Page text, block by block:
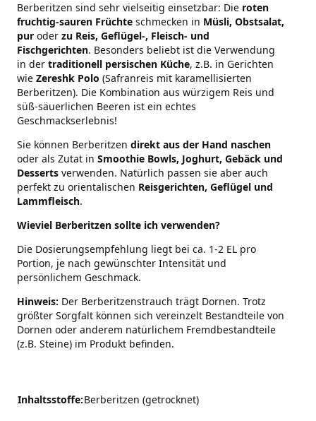
Berberitzen sind sehr vielseitig einsetzbar: Die roten
fruchtig-sauren Früchte schmecken in Müsli, Obstsalat,
pur oder zu Reis, Geflügel-, Fleisch- und
Fischgerichten. Besonders beliebt ist die Verwendung
in der traditionell persischen Küche, z.B. in Gerichten
wie Zereshk Polo (Safranreis mit karamellisierten
Berberitzen). Die Kombination aus würzigem Reis und
süß-säuerlichen Beeren ist ein echtes
Geschmackserlebnis!
Sie können Berberitzen direkt aus der Hand naschen
oder als Zutat in Smoothie Bowls, Joghurt, Gebäck und
Desserts verwenden. Natürlich passen sie aber auch
perfekt zu orientalischen Reisgerichten, Geflügel und
Lammfleisch.
Wieviel Berberitzen sollte ich verwenden?
Die Dosierungsempfehlung liegt bei ca. 1-2 EL pro
Portion, je nach gewünschter Intensität und
persönlichem Geschmack.
Hinweis: Der Berberitzenstrauch trägt Dornen. Trotz
größter Sorgfalt können sich vereinzelt Bestandteile von
Dornen oder anderem natürlichem Fremdbestandteile
(z.B. Steine) im Produkt befinden.
Inhaltsstoffe:Berberitzen (getrocknet)